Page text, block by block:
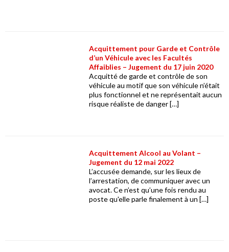
Acquittement pour Garde et Contrôle
d’un Véhicule avec les Facultés
Affaiblies – Jugement du 17 juin 2020
Acquitté de garde et contrôle de son
véhicule au motif que son véhicule n’était
plus fonctionnel et ne représentait aucun
risque réaliste de danger […]
Acquittement Alcool au Volant –
Jugement du 12 mai 2022
L’accusée demande, sur les lieux de
l’arrestation, de communiquer avec un
avocat. Ce n’est qu’une fois rendu au
poste qu'elle parle finalement à un […]